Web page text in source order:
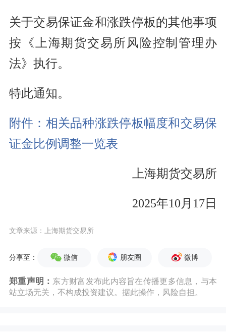
关于交易保证金和涨跌停板的其他事项
按《上海期货交易所风险控制管理办
法》执行。
特此通知。
附件：相关品种涨跌停板幅度和交易保
证金比例调整一览表
上海期货交易所
2025年10月17日
文章来源：上海期货交易所
分享至： 微信 朋友圈 微博
郑重声明： 东方财富发布此内容旨在传播更多信息，与本
站立场无关，不构成投资建议。据此操作，风险自担。